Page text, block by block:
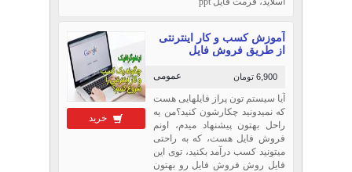
خرید
آموزش کسب و کار اینترنتی
از طریق فروش فایل
عمومی 6,900 تومان
آیا سیستم تون پراز فایلهایی هست
که نمیدونید چکارشون کنید؟من یه
راحل بهتون پیشنهاد میدم، اونم
فروش فایل هست، که به راحتی
میتونید کسب درآمد بکنید، توی این
فایل روش فروش فایل رو بهتون